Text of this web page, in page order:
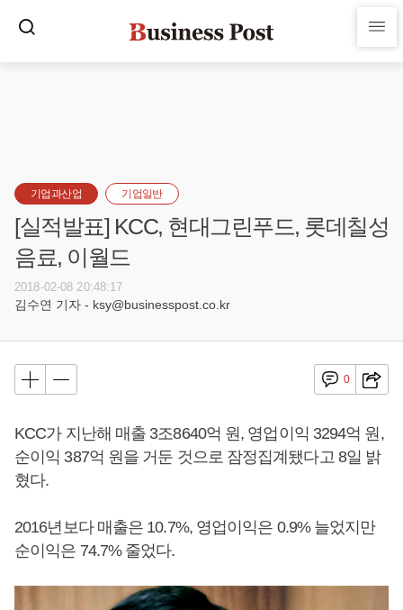
기업과산업 기업일반
[실적발표] KCC, 현대그린푸드, 롯데칠성
음료, 이월드
2018-02-08 20:48:17
김수연 기자 - ksy@businesspost.co.kr
0
KCC가 지난해 매출 3조8640억 원, 영업이익 3294억 원,
순이익 387억 원을 거둔 것으로 잠정집계됐다고 8일 밝
혔다.
2016년보다 매출은 10.7%, 영업이익은 0.9% 늘었지만
순이익은 74.7% 줄었다.